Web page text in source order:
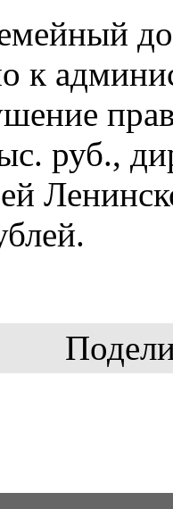
к
руб.,